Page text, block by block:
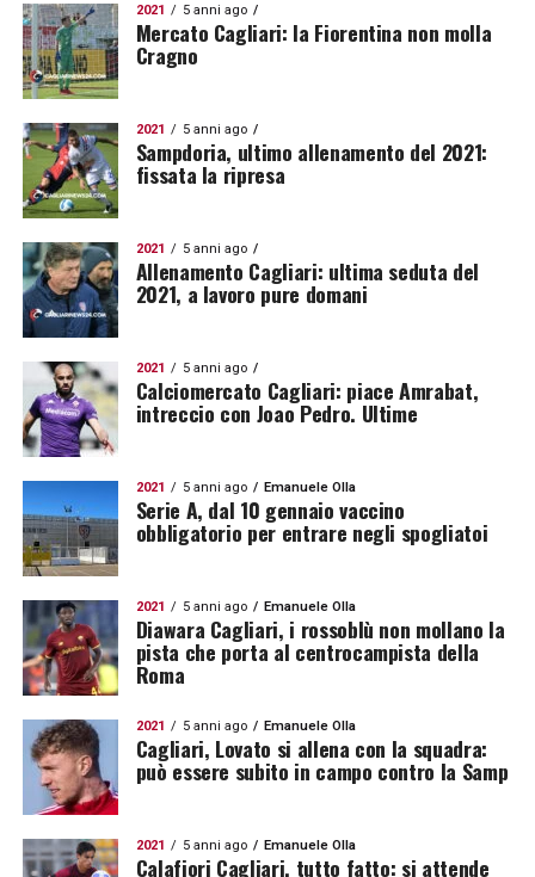
2021 5 anni ago
Mercato Cagliari: la Fiorentina non molla
Cragno
2021 5 anni ago
Sampdoria, ultimo allenamento del 2021:
fissata la ripresa
2021 5 anni ago
Allenamento Cagliari: ultima seduta del
2021, a lavoro pure domani
2021 5 anni ago
Calciomercato Cagliari: piace Amrabat,
intreccio con Joao Pedro. Ultime
2021 5 anni ago Emanuele Olla
Serie A, dal 10 gennaio vaccino
obbligatorio per entrare negli spogliatoi
2021 5 anni ago Emanuele Olla
Diawara Cagliari, i rossoblù non mollano la
pista che porta al centrocampista della
Roma
2021 5 anni ago Emanuele Olla
Cagliari, Lovato si allena con la squadra:
può essere subito in campo contro la Samp
2021 5 anni ago Emanuele Olla
Calafiori Cagliari, tutto fatto: si attende